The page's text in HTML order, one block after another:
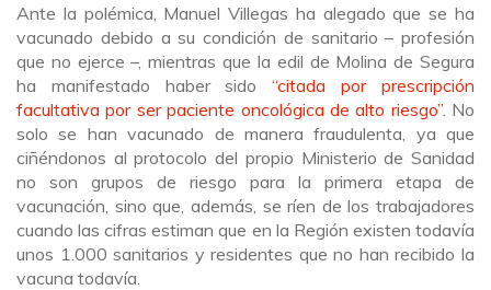
Ante la polémica, Manuel Villegas ha alegado que se ha
vacunado debido a su condición de sanitario – profesión
que no ejerce –, mientras que la edil de Molina de Segura
ha manifestado haber sido“citada por prescripción
facultativa por ser paciente oncológica de alto riesgo”. No
solo se han vacunado de manera fraudulenta, ya que
ciñéndonos al protocolo del propio Ministerio de Sanidad
no son grupos de riesgo para la primera etapa de
vacunación, sino que, además, se ríen de los trabajadores
cuando las cifras estiman que en la Región existen todavía
unos 1.000 sanitarios y residentes que no han recibido la
vacuna todavía.